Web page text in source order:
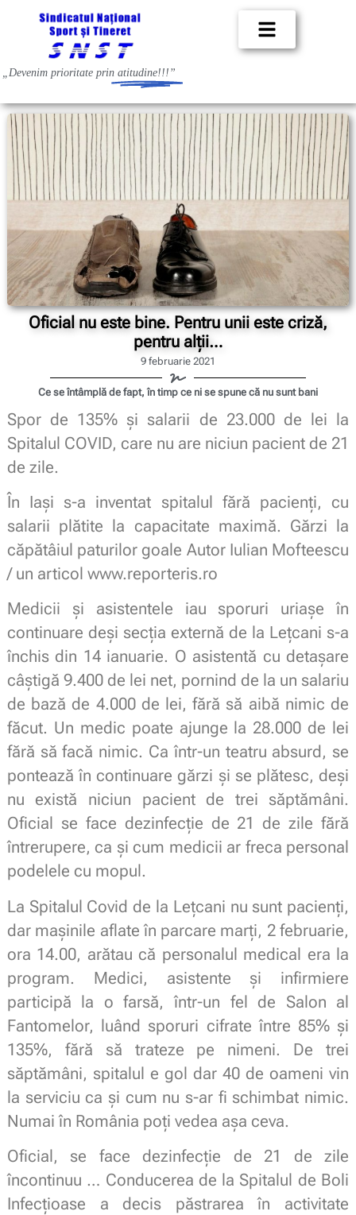
„Devenim prioritate prin atitudine!!!”
Oficial nu este bine. Pentru unii este criză,
pentru alții…
9 februarie 2021
Ce se întâmplă de fapt, în timp ce ni se spune că nu sunt bani
Spor de 135% și salarii de 23.000 de lei la
Spitalul COVID, care nu are niciun pacient de 21
de zile.
În Iași s-a inventat spitalul fără pacienți, cu
salarii plătite la capacitate maximă. Gărzi la
căpătâiul paturilor goale Autor Iulian Mofteescu
/ un articol www.reporteris.ro
Medicii și asistentele iau sporuri uriașe în
continuare deși secția externă de la Lețcani s-a
închis din 14 ianuarie. O asistentă cu detașare
câștigă 9.400 de lei net, pornind de la un salariu
de bază de 4.000 de lei, fără să aibă nimic de
făcut. Un medic poate ajunge la 28.000 de lei
fără să facă nimic. Ca într-un teatru absurd, se
pontează în continuare gărzi și se plătesc, deși
nu există niciun pacient de trei săptămâni.
Oficial se face dezinfecție de 21 de zile fără
întrerupere, ca și cum medicii ar freca personal
podelele cu mopul.
La Spitalul Covid de la Lețcani nu sunt pacienți,
dar mașinile aflate în parcare marți, 2 februarie,
ora 14.00, arătau că personalul medical era la
program. Medici, asistente și infirmiere
participă la o farsă, într-un fel de Salon al
Fantomelor, luând sporuri cifrate între 85% și
135%, fără să trateze pe nimeni. De trei
săptămâni, spitalul e gol dar 40 de oameni vin
la serviciu ca și cum nu s-ar fi schimbat nimic.
Numai în România poți vedea așa ceva.
Oficial, se face dezinfecție de 21 de zile
încontinuu … Conducerea de la Spitalul de Boli
Infecțioase a decis păstrarea în activitate